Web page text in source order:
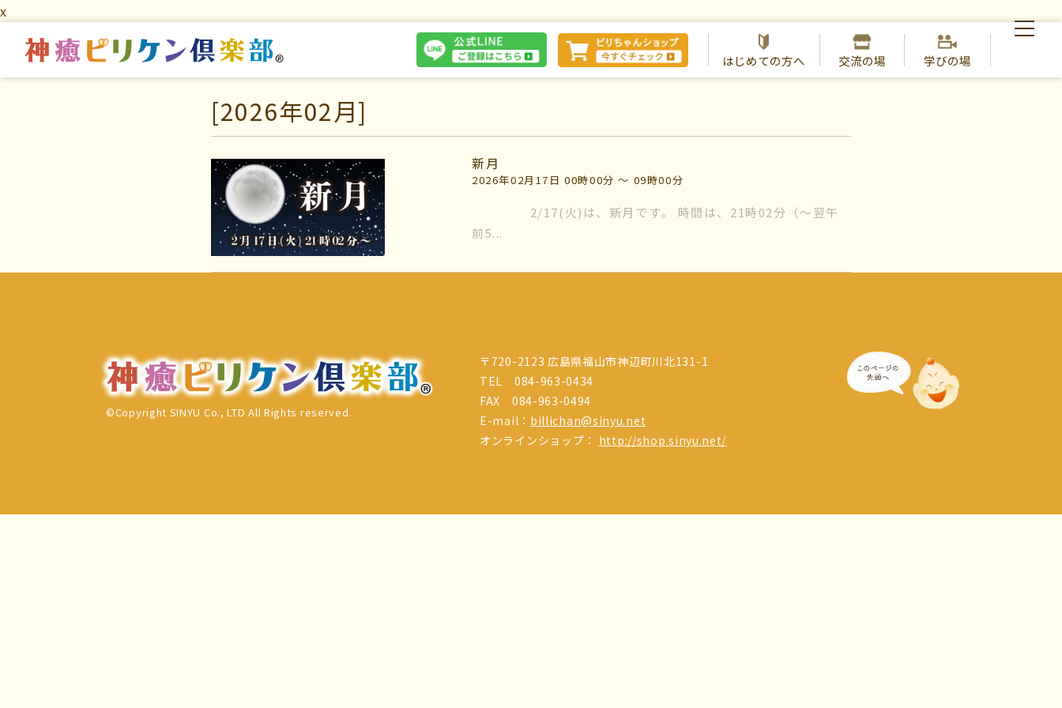
x
はじめての方へ 交流の場 学びの場
風水ミニビリちゃん診断
よくなるメッセージ お問い合わせ
[2026年02月]
新月
2026年02月17日 00時00分 〜 09時00分
前5...
〒720-2123 広島県福山市神辺町川北131-1
TEL 084-963-0434
FAX 084-963-0494
E-mail： billichan@sinyu.net
オンラインショップ： http://shop.sinyu.net/
©Copyright SINYU Co., LTD All Rights reserved.